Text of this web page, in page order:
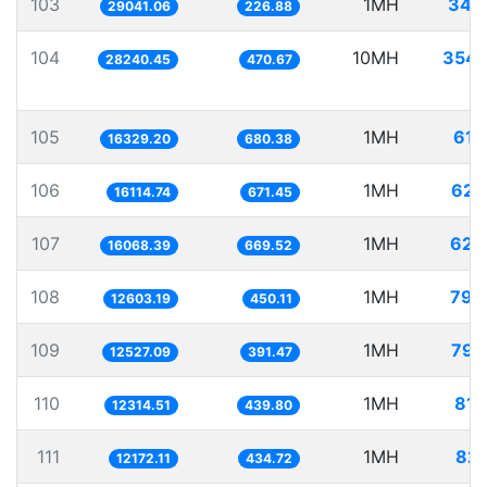
103 29041.06 226.88 1MH
104 28240.45 470.67 10MH
105 16329.20 680.38 1MH
106 16114.74 671.45 1MH
107 16068.39 669.52 1MH
108 12603.19 450.11 1MH
109 12527.09 391.47 1MH
110 12314.51 439.80 1MH
111 12172.11 434.72 1MH